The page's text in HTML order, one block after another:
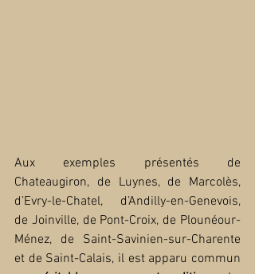
Aux exemples présentés de
Chateaugiron, de Luynes, de Marcolès,
d’Evry-le-Chatel, d’Andilly-en-Genevois,
de Joinville, de Pont-Croix, de Plounéour-
Ménez, de Saint-Savinien-sur-Charente